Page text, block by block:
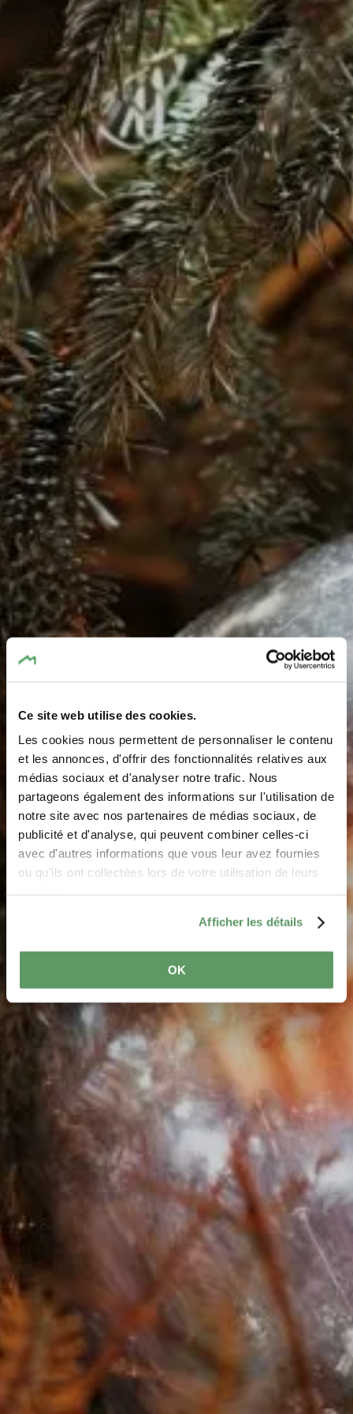
Ce site web utilise des cookies.
Les cookies nous permettent de personnaliser le contenu
et les annonces, d'offrir des fonctionnalités relatives aux
médias sociaux et d'analyser notre trafic. Nous
partageons également des informations sur l'utilisation de
notre site avec nos partenaires de médias sociaux, de
publicité et d'analyse, qui peuvent combiner celles-ci
avec d'autres informations que vous leur avez fournies
ou qu'ils ont collectées lors de votre utilisation de leurs
Afficher les détails
OK
Marchés hivernaux